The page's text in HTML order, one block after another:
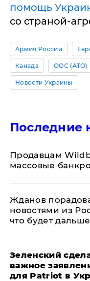
помощь
со страной-
Армия России
Канада ООС (АТО)
Новости Украины
Последние
Продавцам
массовые
Жданов
новостями из
что будет дальше
Зеленский
важное
для Patriot в